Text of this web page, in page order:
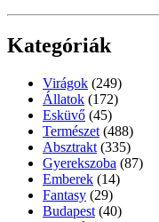
Kategóriák
Virágok (249)
Állatok (172)
Esküvő (45)
Természet (488)
Absztrakt (335)
Gyerekszoba (87)
Emberek (14)
Fantasy (29)
Budapest (40)